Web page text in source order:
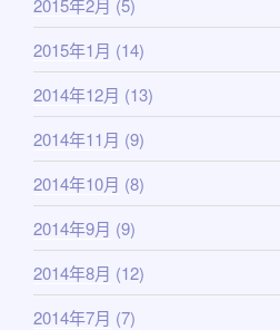
2015年1月 (14)
2014年12月 (13)
2014年11月 (9)
2014年10月 (8)
2014年9月 (9)
2014年8月 (12)
2014年7月 (7)